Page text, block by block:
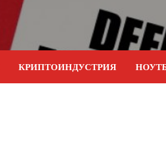
КРИПТОИНДУСТРИЯ